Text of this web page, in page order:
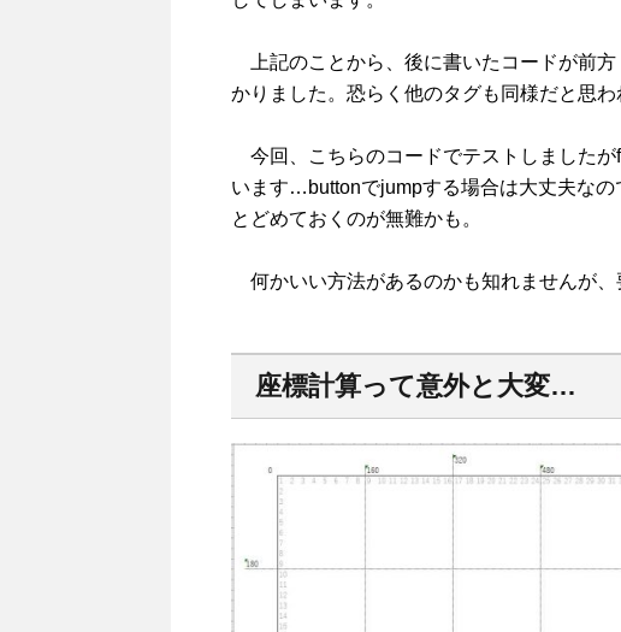
上記のことから、後に書いたコードが前
かりました。恐らく他のタグも同様だと思わ
今回、こちらのコードでテストしましたが
います…buttonでjumpする場合は大丈夫な
とどめておくのが無難かも。
何かいい方法があるのかも知れませんが、
座標計算って意外と大変…